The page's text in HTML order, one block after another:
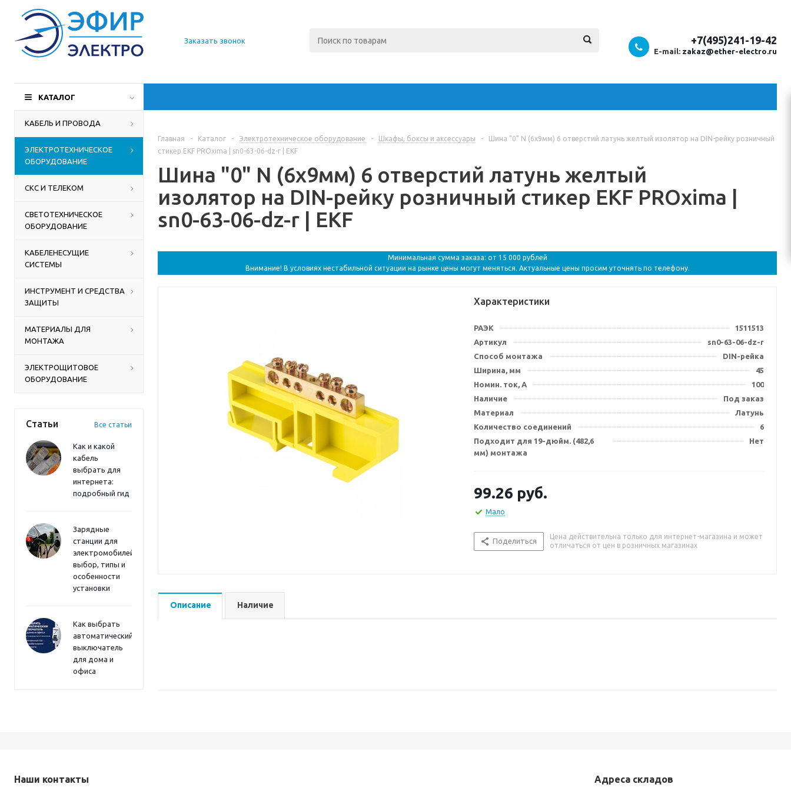
О компании
Доставка
Производители
Контакты
Заказать звонок +7(495)241-19-42
E-mail: zakaz@ether-electro.ru
КАТАЛОГ
КАБЕЛЬ И ПРОВОДА
ЭЛЕКТРОТЕХНИЧЕСКОЕ
ОБОРУДОВАНИЕ
СКС И ТЕЛЕКОМ
СВЕТОТЕХНИЧЕСКОЕ
ОБОРУДОВАНИЕ
КАБЕЛЕНЕСУЩИЕ
СИСТЕМЫ
ИНСТРУМЕНТ И СРЕДСТВА
ЗАЩИТЫ
МАТЕРИАЛЫ ДЛЯ
МОНТАЖА
ЭЛЕКТРОЩИТОВОЕ
ОБОРУДОВАНИЕ
Статьи Все статьи
Как и какой
кабель
выбрать для
интернета:
подробный гид
Зарядные
станции для
электромобилей:
выбор, типы и
особенности
установки
Как выбрать
автоматический
выключатель
для дома и
офиса
Главная - Каталог - Электротехническое оборудование - Шкафы, боксы и аксессуары -
Шина "0" N (6х9мм) 6 отверстий латунь желтый изолятор на DIN-рейку розничный
стикер EKF PROxima | sn0-63-06-dz-r | EKF
Шина "0" N (6х9мм) 6 отверстий латунь желтый
изолятор на DIN-рейку розничный стикер EKF PROxima |
sn0-63-06-dz-r | EKF
Минимальная сумма заказа: от 15 000 рублей
Внимание! В условиях нестабильной ситуации на рынке цены могут меняться. Актуальные цены просим уточнять по телефону.
Характеристики
РАЭК
1511513
Артикул
sn0-63-06-dz-r
Способ монтажа
DIN-рейка
Ширина, мм
45
Номин. ток, А
100
Наличие
Под заказ
Материал
Латунь
Количество соединений
6
Подходит для 19-дюйм. (482,6
мм) монтажа
Нет
99.26 руб.
Мало
Поделиться
Цена действительна только для интернет-магазина и может
отличаться от цен в розничных магазинах
Описание Наличие
Наши контакты Адреса складов